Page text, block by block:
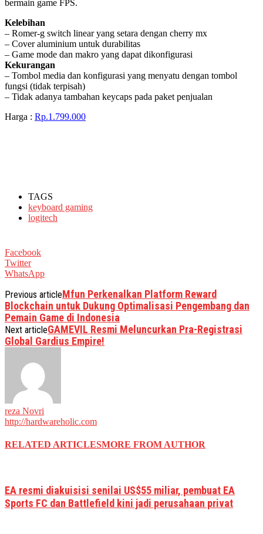
bermain game FPS.
Kelebihan
– Romer-g switch linear yang setara dengan cherry mx
– Cover aluminium untuk durabilitas
– Game mode dan makro yang dapat dikonfigurasi
Kekurangan
– Tombol media dan konfigurasi yang menyatu dengan tombol
fungsi (tidak terpisah)
– Tidak adanya tambahan keycaps pada paket penjualan
Harga : Rp.1.799.000
TAGS
keyboard gaming
logitech
Facebook
Twitter
WhatsApp
Previous articleMfun Perkenalkan Platform Reward
Blockchain untuk Dukung Optimalisasi Pengembang dan
Pemain Game di Indonesia
Next articleGAMEVIL Resmi Meluncurkan Pra-Registrasi
Global Gardius Empire!
reza Novri
http://hardwareholic.com
RELATED ARTICLESMORE FROM AUTHOR
EA resmi diakuisisi senilai US$55 miliar, pembuat EA
Sports FC dan Battlefield kini jadi perusahaan privat